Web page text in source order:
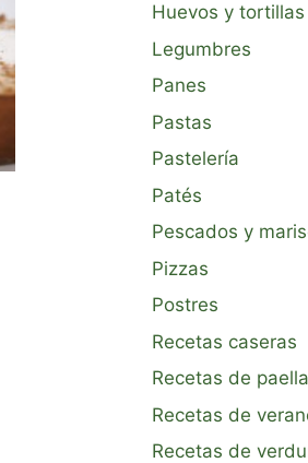
Huevos y tortillas
Legumbres
Panes
Pastas
Pastelería
Patés
Pescados y
Pizzas
Postres
Recetas caseras
Recetas de paella
Recetas de
Recetas de